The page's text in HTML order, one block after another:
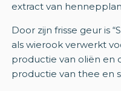
extract van
Door zijn frisse geur is
als wierook verwerkt
productie van oliën en
productie van thee en